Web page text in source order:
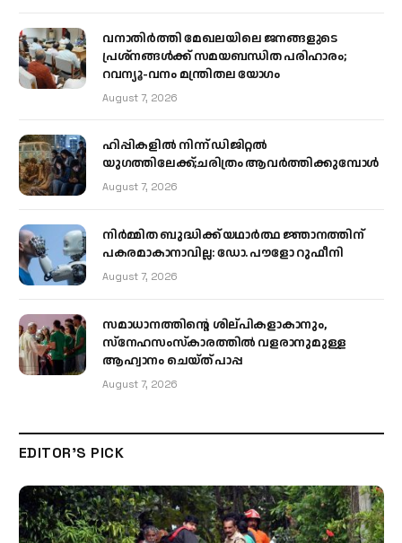
വനാതിർത്തി മേഖലയിലെ ജനങ്ങളുടെ
പ്രശ്നങ്ങൾക്ക് സമയബന്ധിത പരിഹാരം;
റവന്യൂ-വനം മന്ത്രിതല യോഗം
August 7, 2026
ഹിപ്പികളില്‍ നിന്ന് ഡിജിറ്റല്‍
യുഗത്തിലേക്ക്;ചരിത്രം ആവര്‍ത്തിക്കുമ്പോള്‍
August 7, 2026
നിർമ്മിത ബുദ്ധിക്ക് യഥാർത്ഥ ജ്ഞാനത്തിന്
പകരമാകാനാവില്ല: ഡോ. പൗളോ റുഫീനി
August 7, 2026
സമാധാനത്തിന്റെ ശില്പികളാകാനും,
സ്നേഹസംസ്കാരത്തിൽ വളരാനുമുള്ള
ആഹ്വാനം ചെയ്ത് പാപ്പ
August 7, 2026
EDITOR'S PICK